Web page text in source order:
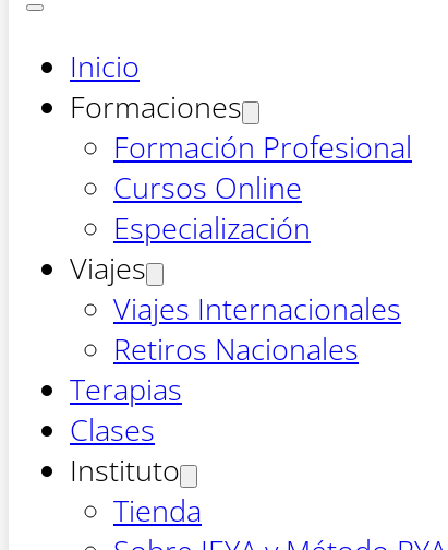
Inicio
Formaciones
Formación Profesional
Cursos Online
Especialización
Viajes
Viajes Internacionales
Retiros Nacionales
Terapias
Clases
Instituto
Tienda